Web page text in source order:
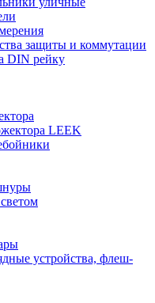
защиты и коммутации
DIN рейку
LEEK
устройства, флеш-